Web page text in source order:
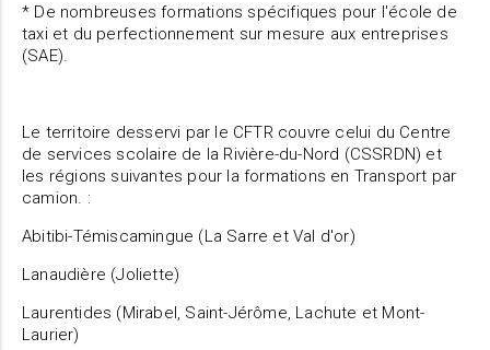
* De nombreuses formations spécifiques pour l'école de
taxi et du perfectionnement sur mesure aux entreprises
(SAE).
Le territoire desservi par le CFTR couvre celui du Centre
de services scolaire de la Rivière-du-Nord (CSSRDN) et
les régions suivantes pour la formations en Transport par
camion. :
Abitibi-Témiscamingue (La Sarre et Val d'or)
Lanaudière (Joliette)
Laurentides (Mirabel, Saint-Jérôme, Lachute et Mont-
Laurier)